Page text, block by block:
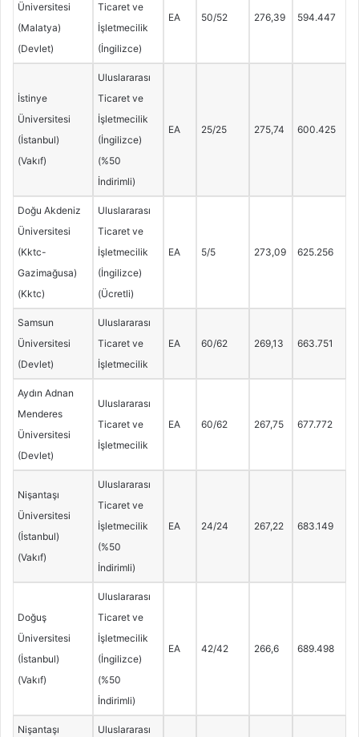
Üniversitesi
(Malatya)
(Devlet)
Ticaret ve
İşletmecilik
(İngilizce)
EA 50/52 276,39 594.447
İstinye
Üniversitesi
(İstanbul)
(Vakıf)
Uluslararası
Ticaret ve
İşletmecilik
(İngilizce)
(%50
İndirimli)
EA 25/25 275,74 600.425
Doğu Akdeniz
Üniversitesi
(Kktc-
Gazimağusa)
(Kktc)
Uluslararası
Ticaret ve
İşletmecilik
(İngilizce)
(Ücretli)
EA 5/5 273,09 625.256
Samsun
Üniversitesi
(Devlet)
Uluslararası
Ticaret ve
İşletmecilik
EA 60/62 269,13 663.751
Aydın Adnan
Menderes
Üniversitesi
(Devlet)
Uluslararası
Ticaret ve
İşletmecilik
EA 60/62 267,75 677.772
Nişantaşı
Üniversitesi
(İstanbul)
(Vakıf)
Uluslararası
Ticaret ve
İşletmecilik
(%50
İndirimli)
EA 24/24 267,22 683.149
Doğuş
Üniversitesi
(İstanbul)
(Vakıf)
Uluslararası
Ticaret ve
İşletmecilik
(İngilizce)
(%50
İndirimli)
EA 42/42 266,6 689.498
Nişantaşı
Uluslararası